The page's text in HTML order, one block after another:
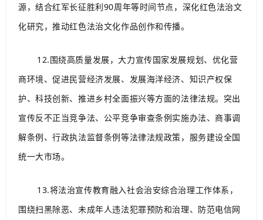
源，结合红军长征胜利90周年等时间节点，深化红色法治文
化研究，推动红色法治文化作品创作和传播。
12.围绕高质量发展，大力宣传国家发展规划、优化营
商环境、促进民营经济发展、发展海洋经济、知识产权保
护、科技创新、推进乡村全面振兴等方面的法律法规。突出
宣传反不正当竞争法、公平竞争审查条例实施办法、商事调
解条例、行政执法监督条例等法律法规政策，服务建设全国
统一大市场。
13.将法治宣传教育融入社会治安综合治理工作体系，
围绕扫黑除恶、未成年人违法犯罪预防和治理、防范电信网